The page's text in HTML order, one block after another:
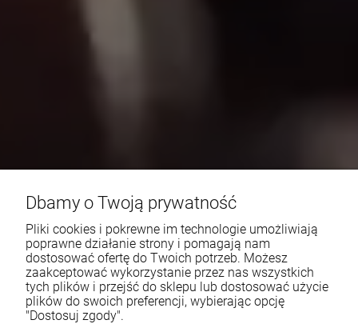
Dbamy o Twoją prywatność
Pliki cookies i pokrewne im technologie umożliwiają
poprawne działanie strony i pomagają nam
dostosować ofertę do Twoich potrzeb. Możesz
zaakceptować wykorzystanie przez nas wszystkich
tych plików i przejść do sklepu lub dostosować użycie
plików do swoich preferencji, wybierając opcję
"Dostosuj zgody".